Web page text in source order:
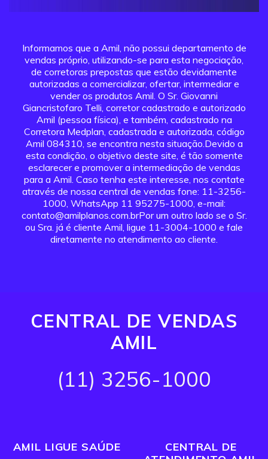
Informamos que a Amil, não possui departamento de
vendas próprio, utilizando-se para esta negociação,
de corretoras prepostas que estão devidamente
autorizadas a comercializar, ofertar, intermediar e
vender os produtos Amil. O Sr. Giovanni
Giancristofaro Telli, corretor cadastrado e autorizado
Amil (pessoa física), e também, cadastrado na
Corretora Medplan, cadastrada e autorizada, código
Amil 084310, se encontra nesta situação.Devido a
esta condição, o objetivo deste site, é tão somente
esclarecer e promover a intermediação de vendas
para a Amil. Caso tenha este interesse, nos contate
através de nossa central de vendas fone: 11-3256-
1000, WhatsApp 11 95275-1000, e-mail:
contato@amilplanos.com.brPor um outro lado se o Sr.
ou Sra. já é cliente Amil, ligue 11-3004-1000 e fale
diretamente no atendimento ao cliente.
CENTRAL DE VENDAS
AMIL
(11) 3256-1000
AMIL LIGUE SAÚDE
CENTRAL DE